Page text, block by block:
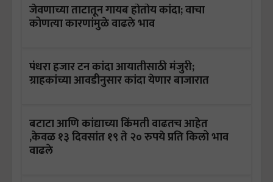
जेवणाच्या ताटातून गायब होतोय कांदा; वाचा
कोणत्या कारणांमुळे वाढले भाव
पंधरा हजार टन कांदा आयातीसाठी मंजुरी;
ग्राहकांच्या आवडीनुसार कांदा येणार बाजारात
बटाटा आणि कांद्याच्या किंमती वाढतच आहेत
,केवळ १३ दिवसांत १९ ते २० रुपये प्रति किलो भाव
वाढले